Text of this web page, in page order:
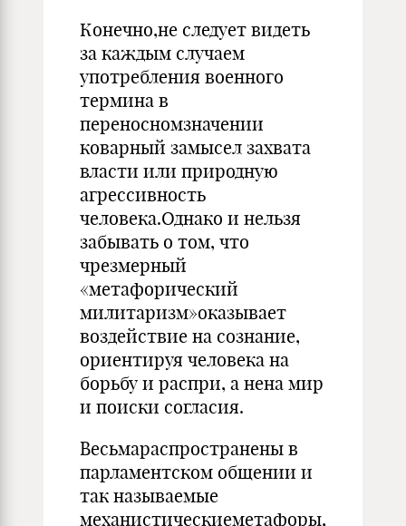
Конечно,не следует видеть
за каждым случаем
употребления военного
термина в
переносномзначении
коварный замысел захвата
власти или природную
агрессивность
человека.Однако и нельзя
забывать о том, что
чрезмерный
«метафорический
милитаризм»оказывает
воздействие на сознание,
ориентируя человека на
борьбу и распри, а нена мир
и поиски согласия.
Весьмараспространены в
парламентском общении и
так называемые
механистическиеметафоры,